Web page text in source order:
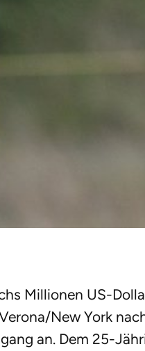
Millionen US-
New York
an. Dem 25-